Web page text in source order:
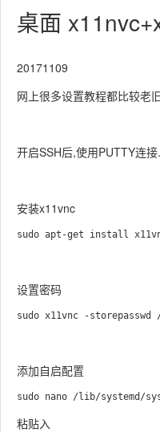
桌面
20171109
网上很多设置教程都比较老
开启SSH后,使用PUTTY连接.
安装x11vnc
设置密码
sudo x11vnc -storepasswd
添加自启配置
粘贴入